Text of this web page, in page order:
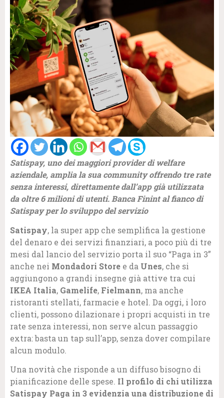
Satispay, uno dei maggiori provider di welfare
aziendale, amplia la sua community offrendo tre rate
senza interessi, direttamente dall’app già utilizzata
da oltre 6 milioni di utenti. Banca Finint al fianco di
Satispay per lo sviluppo del servizio
Satispay, la super app che semplifica la gestione
del denaro e dei servizi finanziari, a poco più di tre
mesi dal lancio del servizio porta il suo “Paga in 3”
anche nei Mondadori Store e da Unes, che si
aggiungono a grandi insegne già attive tra cui
IKEA Italia, Gamelife, Fielmann, ma anche
ristoranti stellati, farmacie e hotel. Da oggi, i loro
clienti, possono dilazionare i propri acquisti in tre
rate senza interessi, non serve alcun passaggio
extra: basta un tap sull’app, senza dover compilare
alcun modulo.
Una novità che risponde a un diffuso bisogno di
pianificazione delle spese. Il profilo di chi utilizza
Satispay Paga in 3 evidenzia una distribuzione di